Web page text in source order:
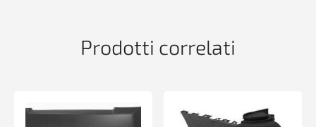
Prodotti correlati